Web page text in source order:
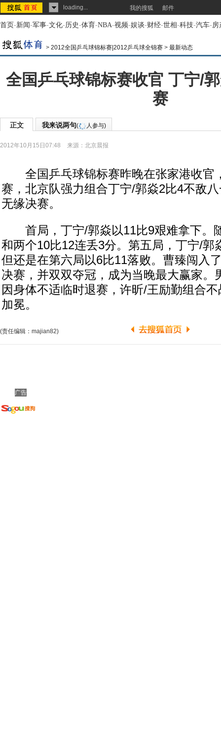
loading... 我的搜狐 邮件
首页-新闻-军事-文化-历史-体育-NBA-视频-娱谈-财经-世相-科技-汽车-房
> 2012全国乒乓球锦标赛|2012乒乓球全锦赛 > 最新动态
全国乒乓球锦标赛收官 丁宁/
赛
正文 我来说两句( 人参与)
2012年10月15日07:48 来源： 北京晨报
全国乒乓球锦标赛昨晚在张家港收官
赛，北京队强力组合丁宁/郭焱2比4不敌
无缘决赛。
首局，丁宁/郭焱以11比9艰难拿下。
和两个10比12连丢3分。第五局，丁宁/郭
但还是在第六局以6比11落败。曹臻闯入
决赛，并双双夺冠，成为当晚最大赢家。
因身体不适临时退赛，许昕/王励勤组合
加冕。
(责任编辑：majian82)
广告